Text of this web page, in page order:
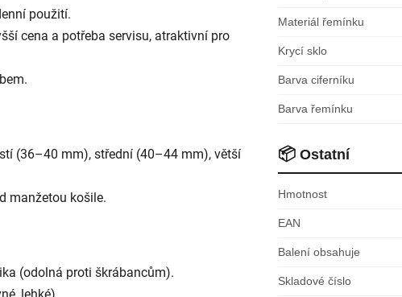
použití.
cena a potřeba servisu, atraktivní pro
(36–40 mm), střední (40–44 mm), větší
manžetou košile.
(odolná proti škrábancům).
lehké).
Materiál řemínku
Krycí sklo
Barva ciferníku
Barva řemínku
📦 Ostatní
Hmotnost
EAN
Balení obsahuje
Skladové číslo